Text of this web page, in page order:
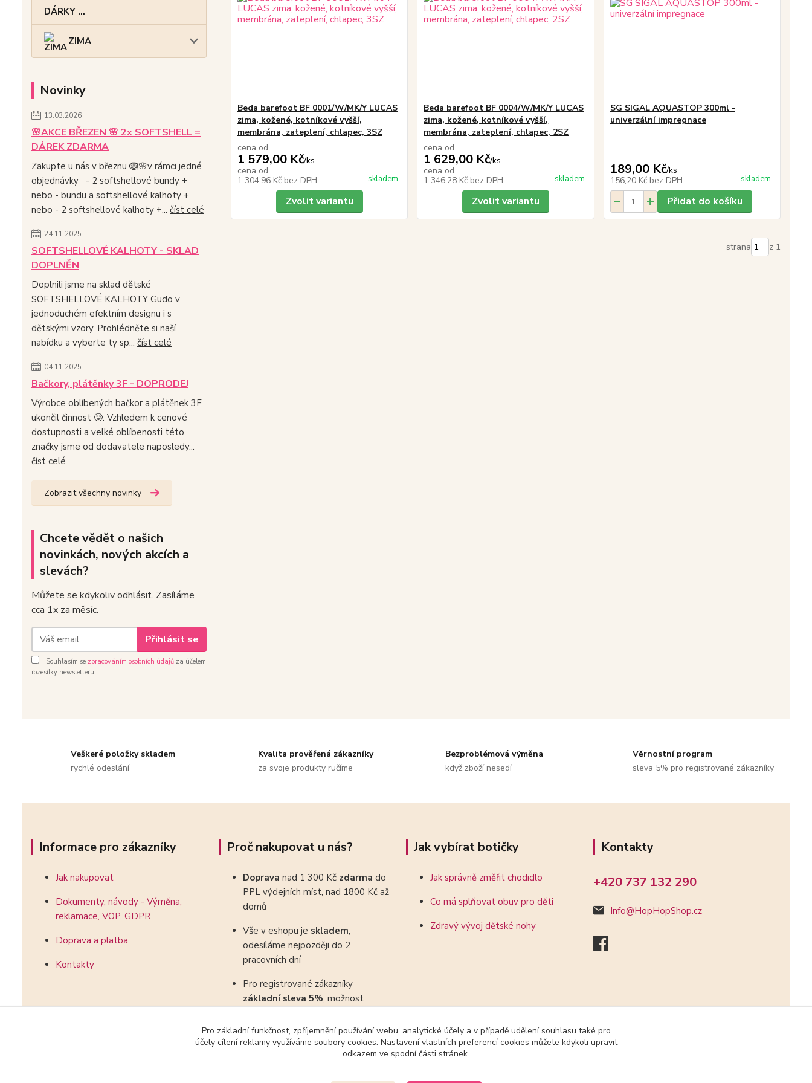
DÁRKY ...
ZIMA
Novinky
13.03.2026
🌸AKCE BŘEZEN 🌸 2x SOFTSHELL =
DÁREK ZDARMA
Zakupte u nás v březnu 🪺🌸v rámci jedné
objednávky - 2 softshellové bundy +
nebo - bundu a softshellové kalhoty +
nebo - 2 softshellové kalhoty +... číst celé
24.11.2025
SOFTSHELLOVÉ KALHOTY - SKLAD
DOPLNĚN
Doplnili jsme na sklad dětské
SOFTSHELLOVÉ KALHOTY Gudo v
jednoduchém efektním designu i s
dětskými vzory. Prohlédněte si naší
nabídku a vyberte ty sp... číst celé
04.11.2025
Bačkory, plátěnky 3F - DOPRODEJ
Výrobce oblíbených bačkor a plátěnek 3F
ukončil činnost 🥲. Vzhledem k cenové
dostupnosti a velké oblíbenosti této
značky jsme od dodavatele naposledy...
číst celé
Zobrazit všechny novinky
Chcete vědět o našich
novinkách, nových akcích a
slevách?
Můžete se kdykoliv odhlásit. Zasíláme
cca 1x za měsíc.
Přihlásit se
Souhlasím se zpracováním osobních údajů za účelem
rozesílky newsletteru.
Beda barefoot BF 0001/W/MK/Y LUCAS
zima, kožené, kotníkové vyšší,
membrána, zateplení, chlapec, 3SZ
cena od
1 579,00 Kč/ks
cena od
1 304,96 Kč bez DPH skladem
Zvolit variantu
Beda barefoot BF 0004/W/MK/Y LUCAS
zima, kožené, kotníkové vyšší,
membrána, zateplení, chlapec, 2SZ
cena od
1 629,00 Kč/ks
cena od
1 346,28 Kč bez DPH skladem
Zvolit variantu
SG SIGAL AQUASTOP 300ml -
univerzální impregnace
189,00 Kč/ks
156,20 Kč bez DPH skladem
Přidat do košíku
strana z 1
Veškeré položky skladem
rychlé odeslání
Kvalita prověřená zákazníky
za svoje produkty ručíme
Bezproblémová výměna
když zboží nesedí
Věrnostní program
sleva 5% pro registrované zákazníky
Informace pro zákazníky
Jak nakupovat
Dokumenty, návody - Výměna,
reklamace, VOP, GDPR
Doprava a platba
Kontakty
Proč nakupovat u nás?
Doprava nad 1 300 Kč zdarma do
PPL výdejních míst, nad 1800 Kč až
domů
Vše v eshopu je skladem,
odesíláme nejpozději do 2
pracovních dní
Pro registrované zákazníky
základní sleva 5%, možnost
Jak vybírat botičky
Jak správně změřit chodidlo
Co má splňovat obuv pro děti
Zdravý vývoj dětské nohy
Kontakty
+420 737 132 290
Info@HopHopShop.cz
Pro základní funkčnost, zpříjemnění používání webu, analytické účely a v případě udělení souhlasu také pro
účely cílení reklamy využíváme soubory cookies. Nastavení vlastních preferencí cookies můžete kdykoli upravit
odkazem ve spodní části stránek.